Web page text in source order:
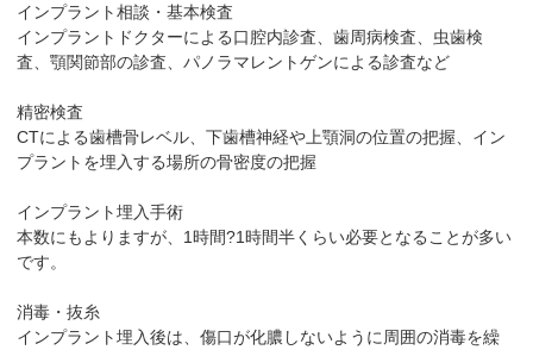
インプラント相談・基本検査
インプラントドクターによる口腔内診査、歯周病検査、虫歯検
査、顎関節部の診査、パノラマレントゲンによる診査など
精密検査
CTによる歯槽骨レベル、下歯槽神経や上顎洞の位置の把握、イン
プラントを埋入する場所の骨密度の把握
インプラント埋入手術
本数にもよりますが、1時間?1時間半くらい必要となることが多い
です。
消毒・抜糸
インプラント埋入後は、傷口が化膿しないように周囲の消毒を繰